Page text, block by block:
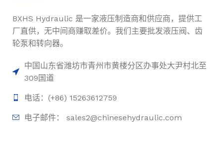
BXHS Hydraulic 是一家液压制造商和供应商，提供工
厂直供，无中间商赚取差价。我们主要批发液压阀、齿
轮泵和转向器。
中国山东省潍坊市青州市黄楼分区办事处大尹村北至
309国道
电话：(+86) 15263612759
电子邮件： sales2@chinesehydraulic.com